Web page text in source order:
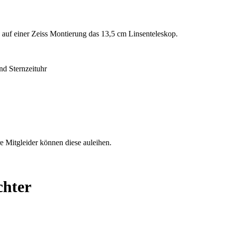
einer Zeiss Montierung das 13,5 cm Linsenteleskop.
Sternzeituhr
Mitgleider können diese auleihen.